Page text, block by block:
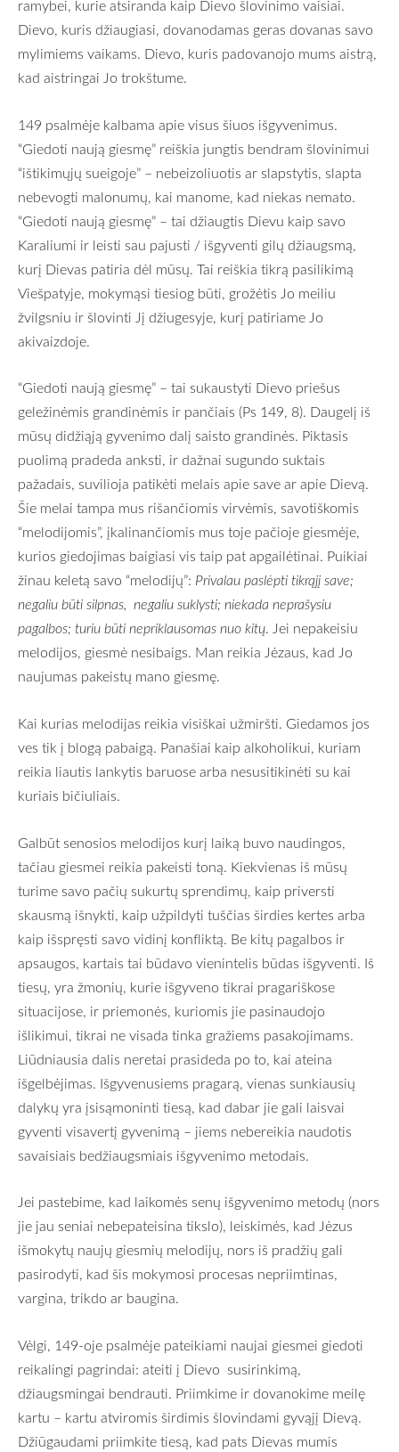
ramybei, kurie atsiranda kaip Dievo šlovinimo vaisiai.
Dievo, kuris džiaugiasi, dovanodamas geras dovanas savo
mylimiems vaikams. Dievo, kuris padovanojo mums aistrą,
kad aistringai Jo trokštume.
149 psalmėje kalbama apie visus šiuos išgyvenimus.
“Giedoti naują giesmę” reiškia jungtis bendram šlovinimui
“ištikimųjų sueigoje” – nebeizoliuotis ar slapstytis, slapta
nebevogti malonumų, kai manome, kad niekas nemato.
“Giedoti naują giesmę” – tai džiaugtis Dievu kaip savo
Karaliumi ir leisti sau pajusti / išgyventi gilų džiaugsmą,
kurį Dievas patiria dėl mūsų. Tai reiškia tikrą pasilikimą
Viešpatyje, mokymąsi tiesiog būti, grožėtis Jo meiliu
žvilgsniu ir šlovinti Jį džiugesyje, kurį patiriame Jo
akivaizdoje.
“Giedoti naują giesmę” – tai sukaustyti Dievo priešus
geležinėmis grandinėmis ir pančiais (Ps 149, 8). Daugelį iš
mūsų didžiąją gyvenimo dalį saisto grandinės. Piktasis
puolimą pradeda anksti, ir dažnai sugundo suktais
pažadais, suvilioja patikėti melais apie save ar apie Dievą.
Šie melai tampa mus rišančiomis virvėmis, savotiškomis
“melodijomis”, įkalinančiomis mus toje pačioje giesmėje,
kurios giedojimas baigiasi vis taip pat apgailėtinai. Puikiai
žinau keletą savo “melodijų”: Privalau paslėpti tikrąjį save;
negaliu būti silpnas, negaliu suklysti; niekada neprašysiu
pagalbos; turiu būti nepriklausomas nuo kitų. Jei nepakeisiu
melodijos, giesmė nesibaigs. Man reikia Jėzaus, kad Jo
naujumas pakeistų mano giesmę.
Kai kurias melodijas reikia visiškai užmiršti. Giedamos jos
ves tik į blogą pabaigą. Panašiai kaip alkoholikui, kuriam
reikia liautis lankytis baruose arba nesusitikinėti su kai
kuriais bičiuliais.
Galbūt senosios melodijos kurį laiką buvo naudingos,
tačiau giesmei reikia pakeisti toną. Kiekvienas iš mūsų
turime savo pačių sukurtų sprendimų, kaip priversti
skausmą išnykti, kaip užpildyti tuščias širdies kertes arba
kaip išspręsti savo vidinį konfliktą. Be kitų pagalbos ir
apsaugos, kartais tai būdavo vienintelis būdas išgyventi. Iš
tiesų, yra žmonių, kurie išgyveno tikrai pragariškose
situacijose, ir priemonės, kuriomis jie pasinaudojo
išlikimui, tikrai ne visada tinka gražiems pasakojimams.
Liūdniausia dalis neretai prasideda po to, kai ateina
išgelbėjimas. Išgyvenusiems pragarą, vienas sunkiausių
dalykų yra įsisąmoninti tiesą, kad dabar jie gali laisvai
gyventi visavertį gyvenimą – jiems nebereikia naudotis
savaisiais bedžiaugsmiais išgyvenimo metodais.
Jei pastebime, kad laikomės senų išgyvenimo metodų (nors
jie jau seniai nebepateisina tikslo), leiskimės, kad Jėzus
išmokytų naujų giesmių melodijų, nors iš pradžių gali
pasirodyti, kad šis mokymosi procesas nepriimtinas,
vargina, trikdo ar baugina.
Vėlgi, 149-oje psalmėje pateikiami naujai giesmei giedoti
reikalingi pagrindai: ateiti į Dievo susirinkimą,
džiaugsmingai bendrauti. Priimkime ir dovanokime meilę
kartu – kartu atviromis širdimis šlovindami gyvąjį Dievą.
Džiūgaudami priimkite tiesą, kad pats Dievas mumis